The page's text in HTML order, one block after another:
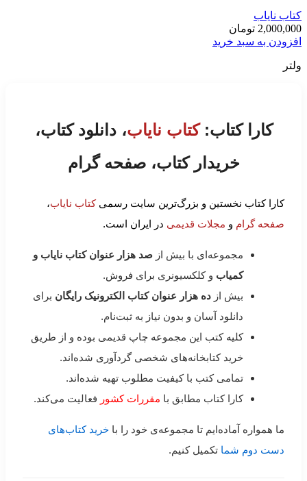
کتاب نایاب
2,000,000 تومان
افزودن به سبد خرید
ولتر
کارا کتاب:کتاب نایاب، دانلود کتاب،
خریدار کتاب، صفحه گرام
کارا کتاب نخستین و بزرگ‌ترین سایت رسمیکتاب نایاب،
صفحه گرام و مجلات قدیمی در ایران است.
مجموعه‌ای با بیش از صد هزار عنوان کتاب نایاب و
کمیاب و کلکسیونری برای فروش.
بیش از ده هزار عنوان کتاب الکترونیک رایگان برای
دانلود آسان و بدون نیاز به ثبت‌نام.
کلیه کتب این مجموعه چاپ قدیمی بوده و از طریق
خرید کتابخانه‌های شخصی گردآوری شده‌اند.
تمامی کتب با کیفیت مطلوب تهیه شده‌اند.
کارا کتاب مطابق با مقررات کشور فعالیت می‌کند.
ما همواره آماده‌ایم تا مجموعه‌ی خود را با خرید کتاب‌های
دست دوم شما تکمیل کنیم.